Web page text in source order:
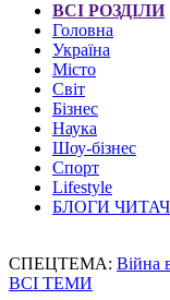
ВСІ РОЗДІЛИ
Головна
Україна
Місто
Світ
Бізнес
Наука
Шоу-бізнес
Спорт
Lifestyle
БЛОГИ
СПЕЦТЕМА: Війна
ВСІ ТЕМИ